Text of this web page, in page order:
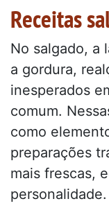
Receitas
No salgado, a
a gordura,
inesperados
comum.
como
preparações
mais frescas,
personalidade.